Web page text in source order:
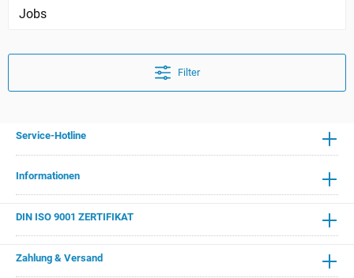
Jobs
Filter
Informationen
DIN ISO 9001 ZERTIFIKAT
Zahlung & Versand
Service-Hotline